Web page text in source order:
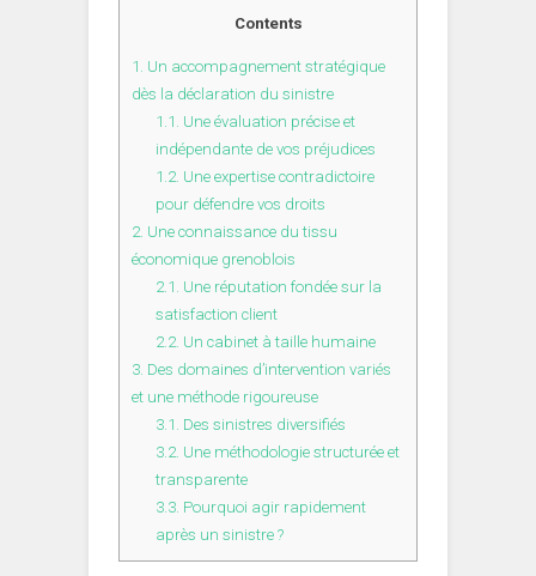
Contents
1. Un accompagnement stratégique
dès la déclaration du sinistre
1.1. Une évaluation précise et
indépendante de vos préjudices
1.2. Une expertise contradictoire
pour défendre vos droits
2. Une connaissance du tissu
économique grenoblois
2.1. Une réputation fondée sur la
satisfaction client
2.2. Un cabinet à taille humaine
3. Des domaines d’intervention variés
et une méthode rigoureuse
3.1. Des sinistres diversifiés
3.2. Une méthodologie structurée et
transparente
3.3. Pourquoi agir rapidement
après un sinistre ?